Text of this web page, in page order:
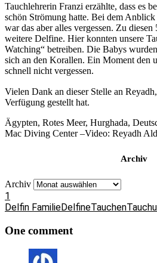
Tauchlehrerin Franzi erzählte, dass es
schön Strömung hatte. Bei dem
war das aber alles vergessen. Zu
weitere Delfine. Hier konnten unsere
Watching“ betreiben. Die Babys
sich an den Korallen. Ein Moment den
schnell nicht vergessen.
Vielen Dank an dieser Stelle an
Verfügung gestellt hat.
Ägypten, Rotes Meer, Hurghada,
Mac Diving Center –Video: Reyadh
Archiv
Archiv
1
Delfin FamilieDelfineTauchen
One comment